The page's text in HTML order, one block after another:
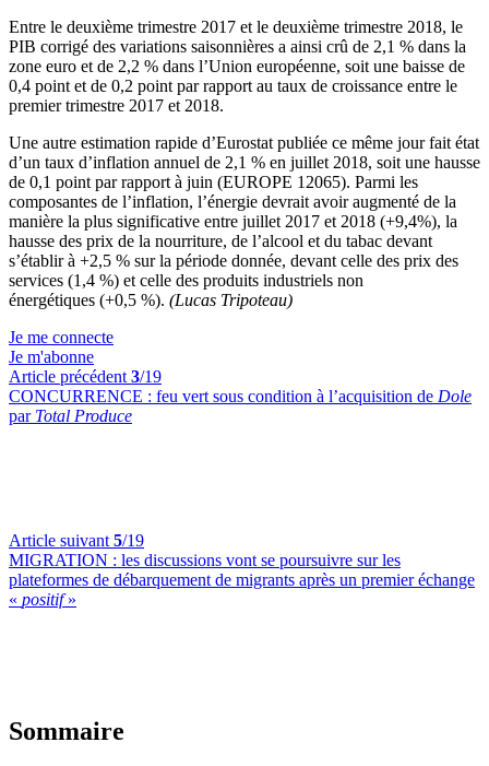
Entre le deuxième trimestre 2017 et le deuxième trimestre 2018, le
PIB corrigé des variations saisonnières a ainsi crû de 2,1 % dans la
zone euro et de 2,2 % dans l’Union européenne, soit une baisse de
0,4 point et de 0,2 point par rapport au taux de croissance entre le
premier trimestre 2017 et 2018.
Une autre estimation rapide d’Eurostat publiée ce même jour fait état
d’un taux d’inflation annuel de 2,1 % en juillet 2018, soit une hausse
de 0,1 point par rapport à juin (EUROPE 12065). Parmi les
composantes de l’inflation, l’énergie devrait avoir augmenté de la
manière la plus significative entre juillet 2017 et 2018 (+9,4%), la
hausse des prix de la nourriture, de l’alcool et du tabac devant
s’établir à +2,5 % sur la période donnée, devant celle des prix des
services (1,4 %) et celle des produits industriels non
énergétiques (+0,5 %). (Lucas Tripoteau)
Je me connecte
Je m'abonne
Article précédent 3/19
CONCURRENCE : feu vert sous condition à l’acquisition de Dole
par Total Produce
Article suivant 5/19
MIGRATION : les discussions vont se poursuivre sur les
plateformes de débarquement de migrants après un premier échange
« positif»
Sommaire